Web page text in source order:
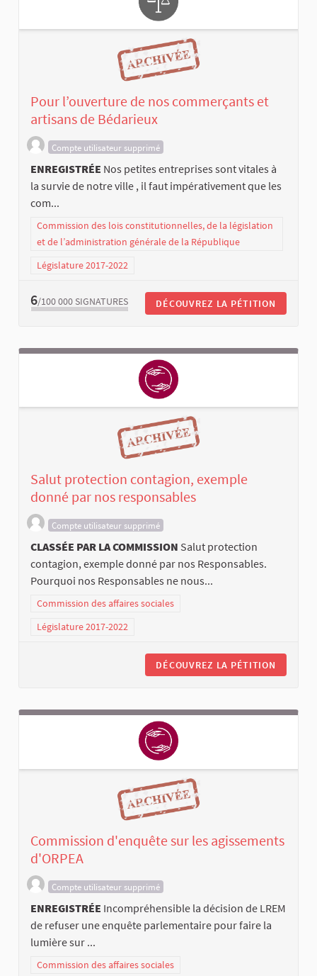
Pour l’ouverture de nos commerçants et
artisans de Bédarieux
Compte utilisateur supprimé
ENREGISTRÉE Nos petites entreprises sont vitales à
la survie de notre ville , il faut impérativement que les
com...
Commission des lois constitutionnelles, de la législation
et de l’administration générale de la République
Législature 2017-2022
6/100 000 SIGNATURES DÉCOUVREZ LA PÉTITION
Salut protection contagion, exemple
donné par nos responsables
Compte utilisateur supprimé
CLASSÉE PAR LA COMMISSION Salut protection
contagion, exemple donné par nos Responsables.
Pourquoi nos Responsables ne nous...
Commission des affaires sociales
Législature 2017-2022
DÉCOUVREZ LA PÉTITION
Commission d'enquête sur les agissements
d'ORPEA
Compte utilisateur supprimé
ENREGISTRÉE Incompréhensible la décision de LREM
de refuser une enquête parlementaire pour faire la
lumière sur ...
Commission des affaires sociales